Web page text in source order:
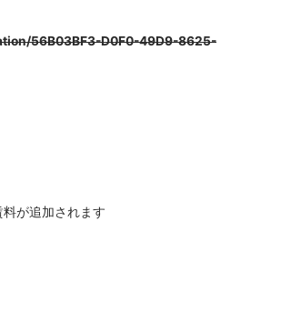
56B03BF3-D0F0-49D9-8625-
が追加されます